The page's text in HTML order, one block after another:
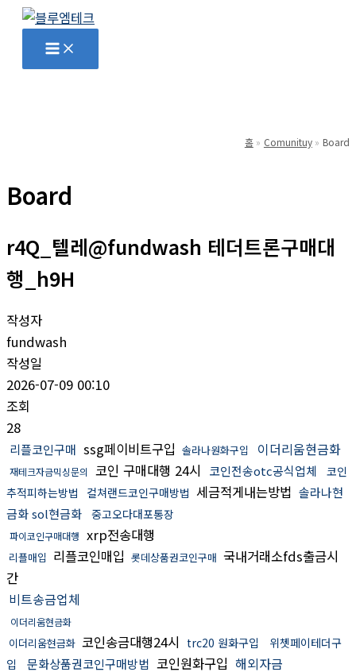
Main
Menu
홈 Comunituy Board
Board
r4Q_텔레@fundwash 테더트론구매대
행_h9H
작성자
fundwash
작성일
2026-07-09 00:10
조회
28
리플코인구매 ssg페이비트구입 솔라나원화구입 이더리움현금화
재테크자금믹싱문의 코인 구매대행 24시 코인전송otc공식업체
코인
추적피하는방법
컬쳐랜드코인구매방법 세금적게내는방법 솔라나현
금화 sol현금화 중고오다대포통장
파이코인구매대행 xrp전송대행
리플매입 리플코인매입 롯데상품권코인구매 국내거래소fds출금시
간
비트송금업체
이더리움현금화
이더리움현금화 코인송금대행24시 trc20 원화구입
위쳇페이테더구
입
문화상품권코인구매방법 코인원화구입 해외자금